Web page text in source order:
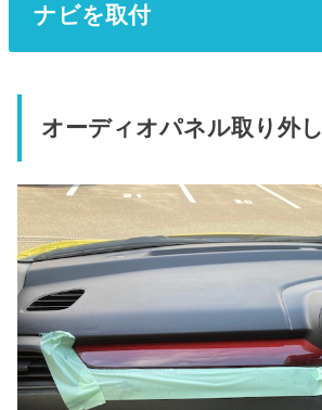
ナビを取付
オーディオパネル取り外し